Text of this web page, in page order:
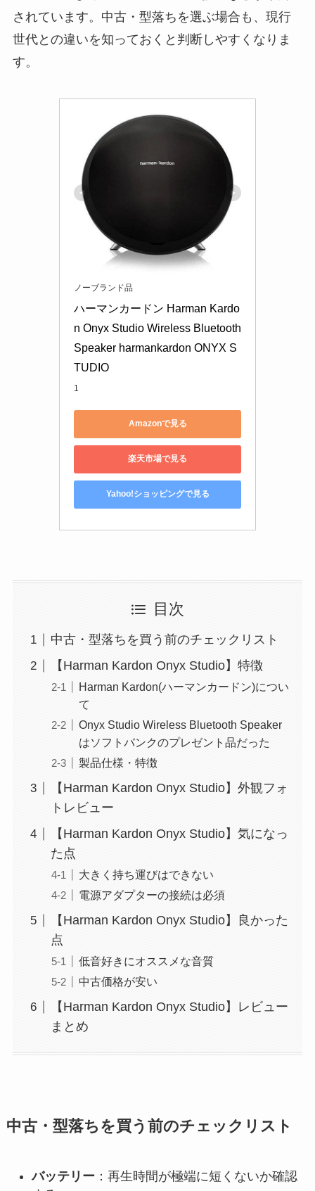
されています。中古・型落ちを選ぶ場合も、現行
世代との違いを知っておくと判断しやすくなりま
す。
ノーブランド品
ハーマンカードン Harman Kardo
n Onyx Studio Wireless Bluetooth
Speaker harmankardon ONYX S
TUDIO
1
Amazonで見る
楽天市場で見る
Yahoo!ショッピングで見る
目次
中古・型落ちを買う前のチェックリスト
【Harman Kardon Onyx Studio】特徴
Harman Kardon(ハーマンカードン)につい
て
Onyx Studio Wireless Bluetooth Speaker
はソフトバンクのプレゼント品だった
製品仕様・特徴
【Harman Kardon Onyx Studio】外観フォ
トレビュー
【Harman Kardon Onyx Studio】気になっ
た点
大きく持ち運びはできない
電源アダプターの接続は必須
【Harman Kardon Onyx Studio】良かった
点
低音好きにオススメな音質
中古価格が安い
【Harman Kardon Onyx Studio】レビュー
まとめ
中古・型落ちを買う前のチェックリスト
バッテリー ：再生時間が極端に短くないか確認